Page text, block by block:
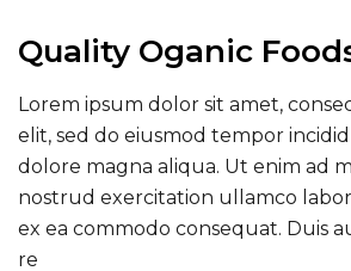
Quality Oganic
Lorem ipsum dolor sit amet,
elit, sed do eiusmod tempor
dolore magna aliqua. Ut enim ad
nostrud exercitation ullamco
ex ea commodo consequat. Duis
re